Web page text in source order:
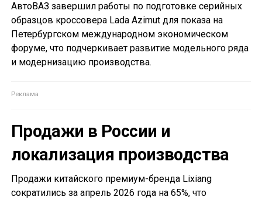
АвтоВАЗ завершил работы по подготовке серийных
образцов кроссовера Lada Azimut для показа на
Петербургском международном экономическом
форуме, что подчеркивает развитие модельного ряда
и модернизацию производства.
Продажи в России и
локализация производства
Продажи китайского премиум-бренда Lixiang
сократились за апрель 2026 года на 65%, что